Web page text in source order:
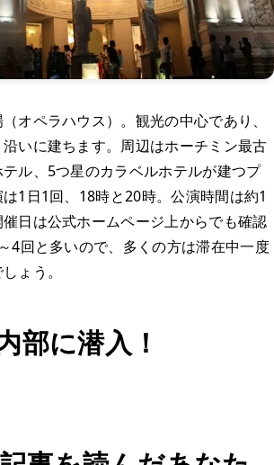
オペラハウス）。観光の中心であり、
いに建ちます。周辺はホーチミン最古
ル、5つ星のカラベルホテルが建つプ
1日1回、18時と20時。公演時間は約1
日は公式ホームページ上からでも確認
4回と多いので、多くの方は滞在中一度
ょう。
部に潜入！